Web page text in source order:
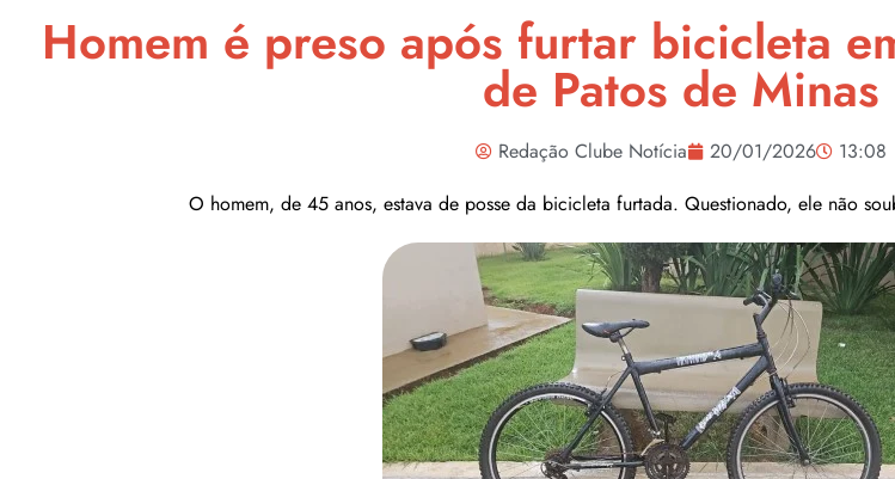
Homem é preso após furtar bicicleta
de Patos de Minas
Redação Clube Notícia 20/01/2026
13:08
O homem, de 45 anos, estava de posse da bicicleta furtada. Questionado, ele não